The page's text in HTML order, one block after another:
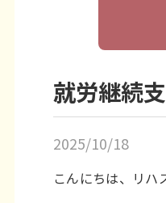
就労継続
2025/10/18
こんにちは、リハ